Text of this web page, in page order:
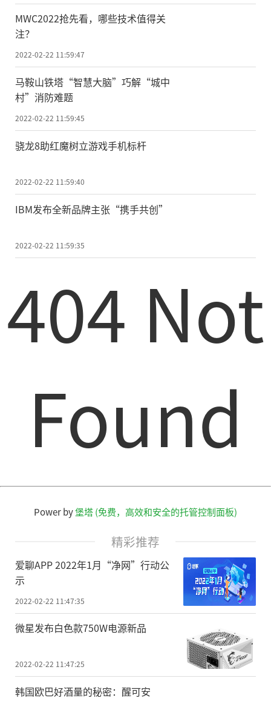
MWC2022抢先看，哪些技术值得关
注？
2022-02-22 11:59:47
马鞍山铁塔“智慧大脑”巧解“城中
村”消防难题
2022-02-22 11:59:45
骁龙8助红魔树立游戏手机标杆
2022-02-22 11:59:40
IBM发布全新品牌主张“携手共创”
2022-02-22 11:59:35
404 Not
Found
Power by堡塔 (免费，高效和安全的托管控制面板)
精彩推荐
爱聊APP 2022年1月“净网”行动公
示
2022-02-22 11:47:35
微星发布白色款750W电源新品
2022-02-22 11:47:25
韩国欧巴好酒量的秘密：醒可安